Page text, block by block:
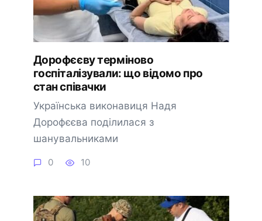
Дорофєєву терміново
госпіталізували: що відомо про
стан співачки
Українська виконавиця Надя
Дорофєєва поділилася з
шанувальниками
0 10